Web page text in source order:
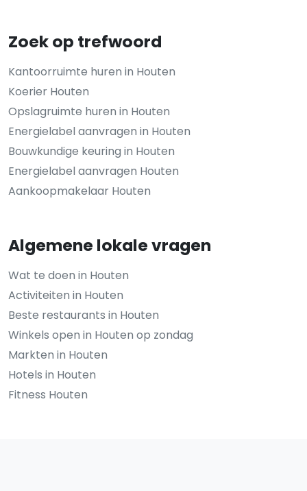
Zoek op trefwoord
Kantoorruimte huren in Houten
Koerier Houten
Opslagruimte huren in Houten
Energielabel aanvragen in Houten
Bouwkundige keuring in Houten
Energielabel aanvragen Houten
Aankoopmakelaar Houten
Algemene lokale vragen
Wat te doen in Houten
Activiteiten in Houten
Beste restaurants in Houten
Winkels open in Houten op zondag
Markten in Houten
Hotels in Houten
Fitness Houten